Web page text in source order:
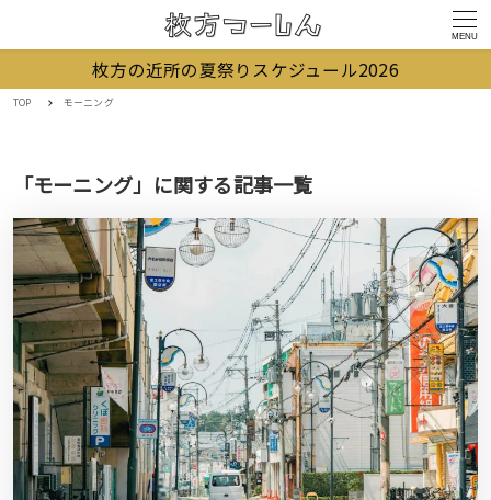
MENU
枚方の近所の夏祭りスケジュール2026
TOP モーニング
「モーニング」に関する記事一覧